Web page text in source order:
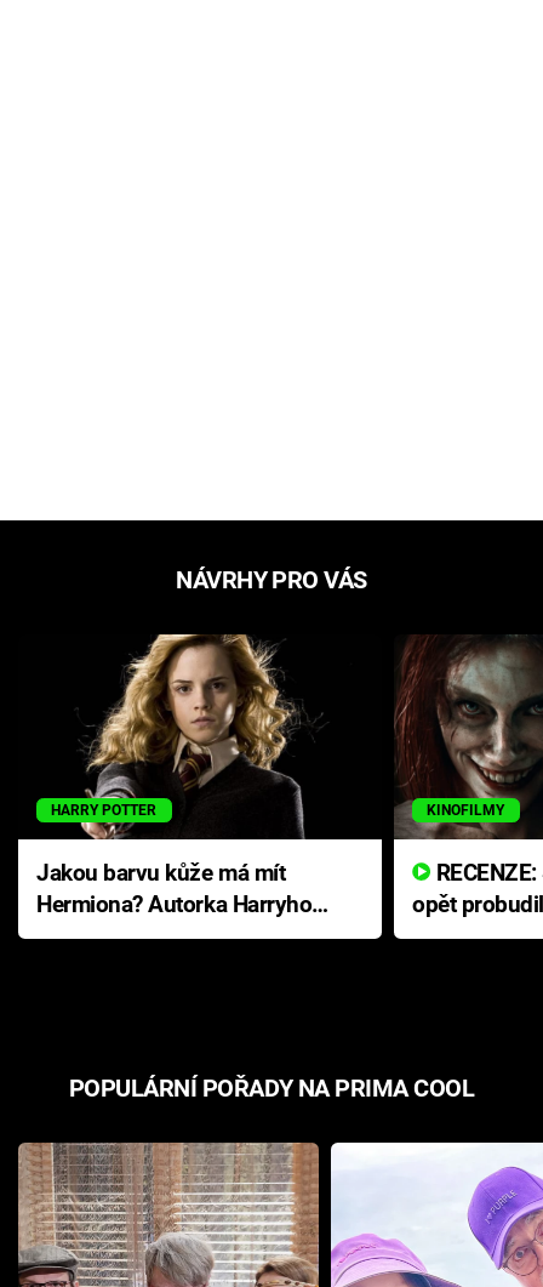
NÁVRHY PRO VÁS
HARRY POTTER
Jakou barvu kůže má mít
Hermiona? Autorka Harryho
Pottera přišla s ráznou
KINOFILMY
opět
přichází s
POPULÁRNÍ POŘADY NA PRIMA COOL